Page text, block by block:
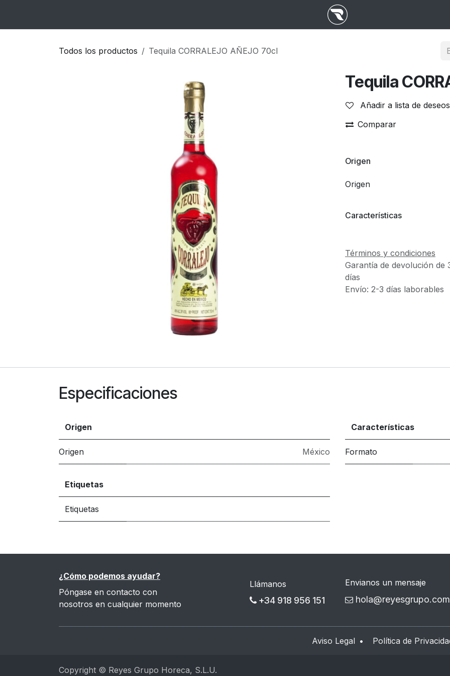
Todos los productos Tequila CORRALEJO AÑEJO 70cl
Tequila
Añadir a lista de deseos
Comparar
Origen
Origen
Características
Términos y condiciones
Garantía de devolución de
días
Envío: 2-3 días laborables
Especificaciones
Origen
Origen México
Características
Formato
Etiquetas
Etiquetas
¿Cómo podemos ayudar?
Póngase en contacto con
nosotros en cualquier momento
Llámanos
+34 918 956 151
Envianos un mensaje
hola@reyesgrupo.com
Aviso Legal • Política de
Copyright © Reyes Grupo Horeca, S.L.U.